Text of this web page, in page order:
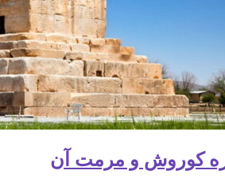
کوروش و مرمت آن